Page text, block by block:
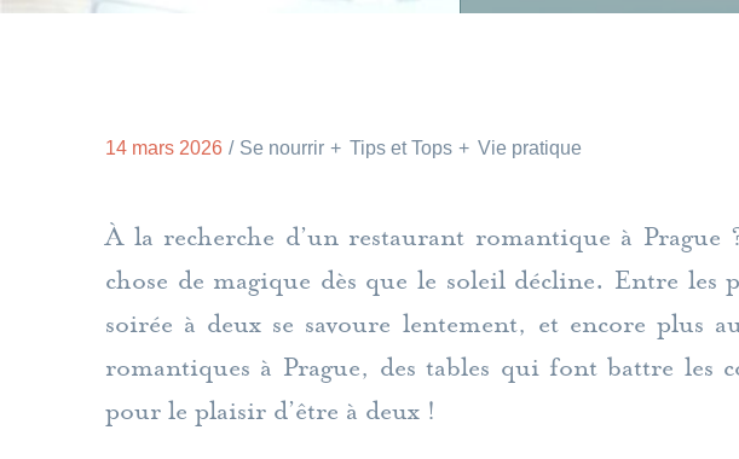
14 mars 2026 Se nourrir Tips et Tops Vie pratique
À la recherche d’un restaurant romantique à
chose de magique dès que le soleil décline. Entre
soirée à deux se savoure lentement, et encore plus
romantiques à Prague, des tables qui font battre
pour le plaisir d’être à deux !